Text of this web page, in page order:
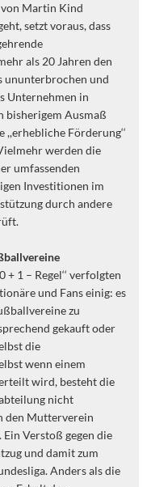
Martin Kind
setzt voraus, dass
als 20 Jahren den
ununterbrochen und
Unternehmen in
Ausmaß
Förderung‘‘
werden die
umfassenden
Investitionen im
durch andere
1 – Regel‘‘ verfolgten
und Fans einig: es
zu
gekauft oder
die
wenn einem
wird, besteht die
nicht
den Mutterverein
Verstoß gegen die
und damit zum
Anders als die